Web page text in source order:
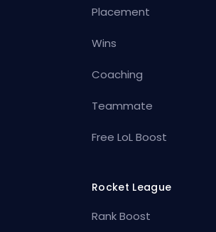
Placement
Wins
Coaching
Teammate
Free LoL Boost
Rocket League
Rank Boost